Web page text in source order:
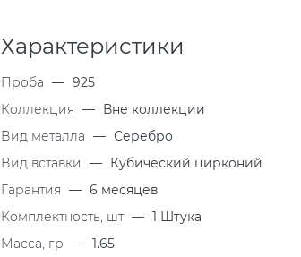
Характеристики
Проба — 925
Коллекция — Вне коллекции
Вид металла — Серебро
Вид вставки
— Кубический цирконий
Гарантия — 6 месяцев
Комплектность, шт — 1 Штука
Масса, гр — 1.65